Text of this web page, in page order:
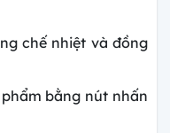
chế nhiệt và đồng
bằng nút nhấn